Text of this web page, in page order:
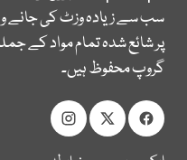
سب سے زیادہ وزٹ کی جانے
پر شائع شدہ تمام مواد کے
گروپ محفوظ ہیں۔